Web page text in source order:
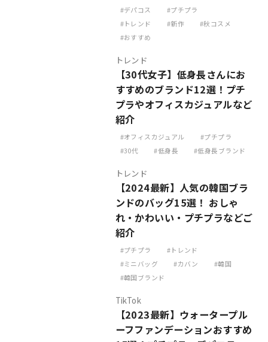
デパコス
プチプラ
トレンド
新作
秋コスメ
おすすめ
トレンド
【30代女子】低身長さんにお
すすめのブランド12選！プチ
プラやオフィスカジュアルなど
紹介
オフィスカジュアル
プチプラ
30代
低身長 低身長ブランド
トレンド
【2024最新】人気の韓国ブラ
ンドのバッグ15選！ おしゃ
れ・かわいい・プチプラなどご
紹介
プチプラ
トレンド
ミニバッグ
カバン
韓国
韓国ブランド
TikTok
【2023最新】ウォータープル
ーフファンデーションおすすめ